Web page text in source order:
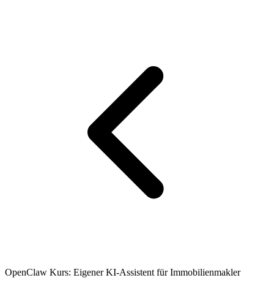
OpenClaw Kurs: Eigener KI-Assistent für Immobilienmakler